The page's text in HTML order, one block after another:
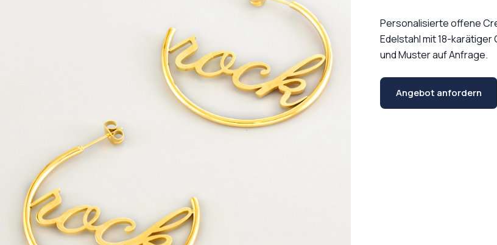
Personalisierte offene
Edelstahl mit 18-
und Muster auf Anfrage.
Angebot anfordern